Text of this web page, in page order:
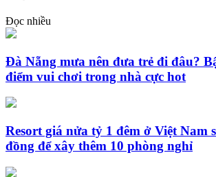
Đọc nhiều
Đà Nẵng mưa nên đưa trẻ đi đâu?
điểm vui chơi trong nhà cực hot
Resort giá nửa tỷ 1 đêm ở Việt Nam
đồng để xây thêm 10 phòng nghỉ